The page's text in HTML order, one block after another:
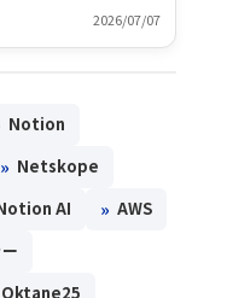
2026/07/07
Notion
» Netskope
AI » AWS
Oktane25